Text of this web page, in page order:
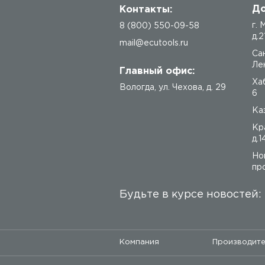
Контакты:
8 (800) 550-09-58
mail@ecutools.ru
Главный офис:
Вологда ул. Чехова, д. 29
г.
6
Будьте в курсе новостей:
Компания